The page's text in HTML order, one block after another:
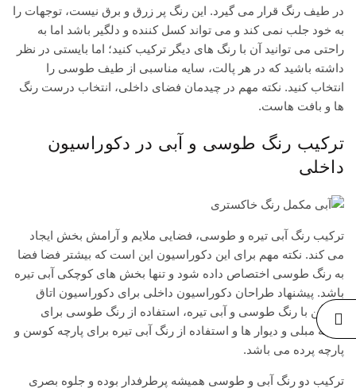
در طیف رنگ قرار می گیرد. این رنگ پر زرق و برق نیست، توجهات را
به خود جلب نمی کند و می تواند کسل کننده و دلگیر باشد اما به
راحتی می توانید آن با رنگ های دیگر ترکیب کنید؛ اما بایستی در نظر
داشته باشید که در هر پالت، سایه مناسبی از طیف طوسی را
انتخاب کنید. نکته مهم در چیدمان فضای داخلی، انتخاب درست رنگ
ها و بافت هاست.
ترکیب رنگ طوسی و آبی در دکوراسیون
داخلی
ترکیب رنگ آبی تیره و طوسی، فضایی ملایم و آرامش بخش ایجاد
می کند. نکته مهم برای این دکوراسیون این است که بیشتر فضا فضا
به رنگ طوسی اختصاص داده شود و تنها بخش های کوچکی آبی تیره
باشد. پیشنهاد طراحان دکوراسیون داخلی برای دکوراسیون اتاق
نشیمن با رنگ طوسی و آبی تیره، استفاده از رنگ طوسی برای
پارچه مبلی و دیوار ها و استفاده از رنگ آبی تیره برای پارچه کوسن و
پارچه پرده می باشد.
ترکیب دو رنگ آبی و طوسی همیشه پرطرفدار بوده و جلوه بصری